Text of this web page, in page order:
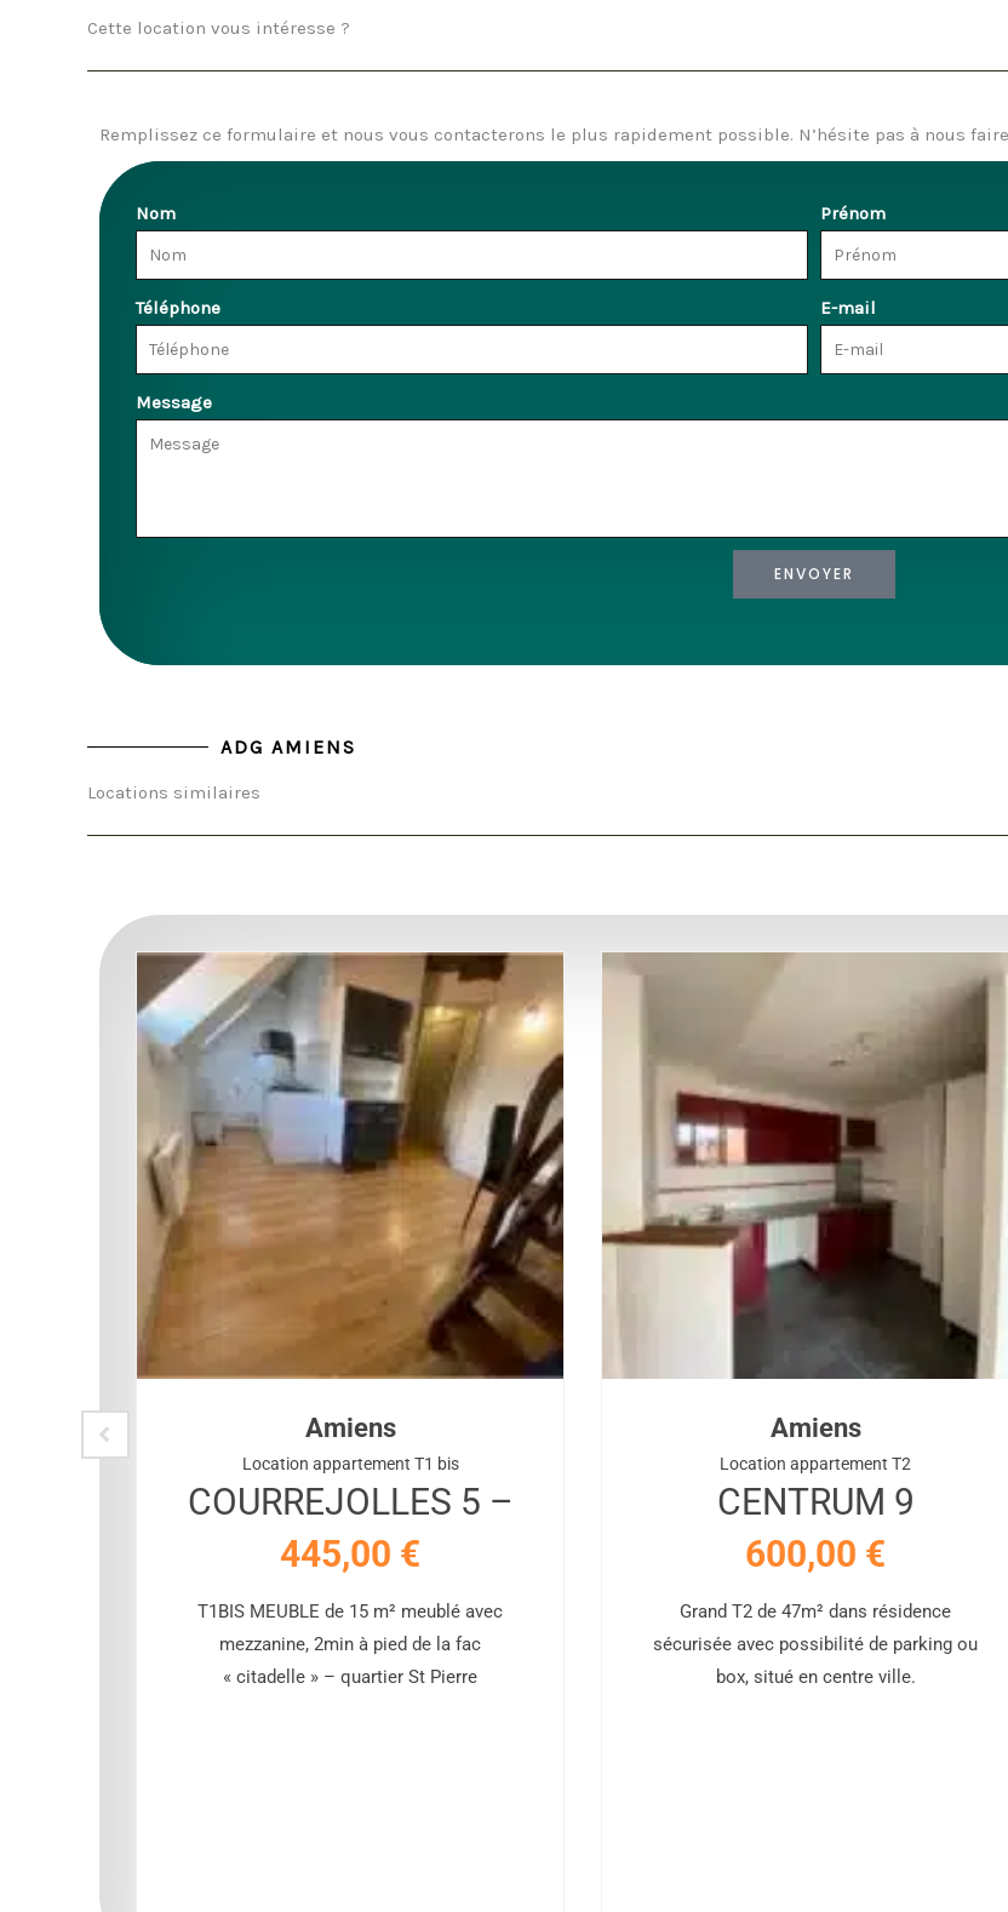
Cette location vous intéresse ?
Remplissez ce formulaire et nous vous contacterons le plus rapidement possible. N’hésite pas à nous
Nom Prénom
Téléphone E-mail
Message
ENVOYER
ADG AMIENS
Locations similaires
Amiens
Location appartement T1 bis
COURREJOLLES 5 –
445,00 €
T1BIS MEUBLE de 15 m² meublé avec
mezzanine, 2min à pied de la fac
« citadelle » – quartier St Pierre
Amiens
Location appartement T2
CENTRUM 9
600,00 €
Grand T2 de 47m² dans résidence
sécurisée avec possibilité de parking ou
box, situé en centre ville.